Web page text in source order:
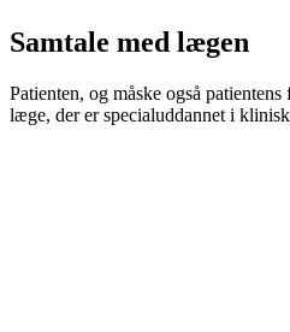
Samtale med lægen
Patienten, og måske også
læge, der er specialuddannet i